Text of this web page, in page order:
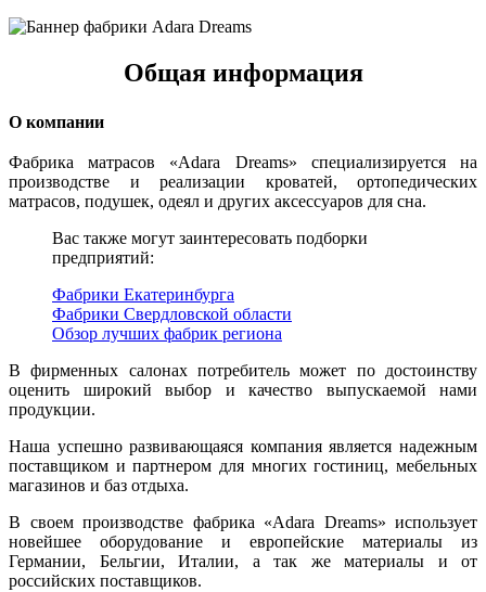
Общая информация
О компании
Фабрика матрасов «Adara Dreams» специализируется на
производстве и реализации кроватей, ортопедических
матрасов, подушек, одеял и других аксессуаров для сна.
Вас также могут заинтересовать подборки
предприятий:
Фабрики Екатеринбурга
Фабрики Свердловской области
Обзор лучших фабрик региона
В фирменных салонах потребитель может по достоинству
оценить широкий выбор и качество выпускаемой нами
продукции.
Наша успешно развивающаяся компания является надежным
поставщиком и партнером для многих гостиниц, мебельных
магазинов и баз отдыха.
В своем производстве фабрика «Adara Dreams» использует
новейшее оборудование и европейские материалы из
Германии, Бельгии, Италии, а так же материалы и от
российских поставщиков.